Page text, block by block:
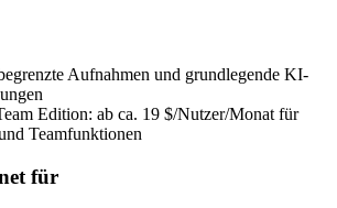
Aufnahmen und grundlegende KI-
Edition: ab ca. 19 $/Nutzer/Monat für
Teamfunktionen
für